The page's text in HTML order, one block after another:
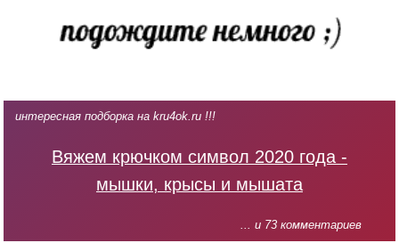
интересная подборка на kru4ok.ru !!!
Вяжем крючком символ 2020 года -
мышки, крысы и мышата
... и 73 комментариев